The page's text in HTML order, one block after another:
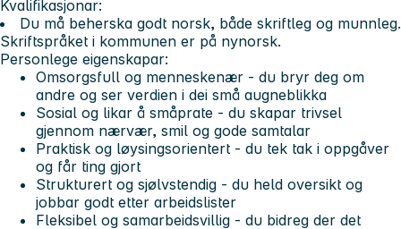
Kvalifikasjonar:
Du må beherska godt norsk, både skriftleg og munnleg.
Skriftspråket i kommunen er på nynorsk.
Personlege eigenskapar:
Omsorgsfull og menneskenær - du bryr deg om
andre og ser verdien i dei små augneblikka
Sosial og likar å småprate - du skapar trivsel
gjennom nærvær, smil og gode samtalar
Praktisk og løysingsorientert - du tek tak i oppgåver
og får ting gjort
Strukturert og sjølvstendig - du held oversikt og
jobbar godt etter arbeidslister
Fleksibel og samarbeidsvillig - du bidreg der det